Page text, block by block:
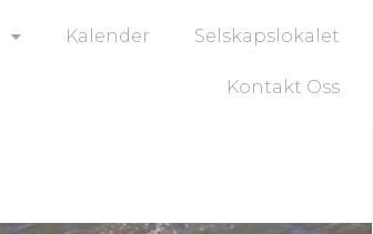
Kalender Selskapslokalet
Kontakt Oss